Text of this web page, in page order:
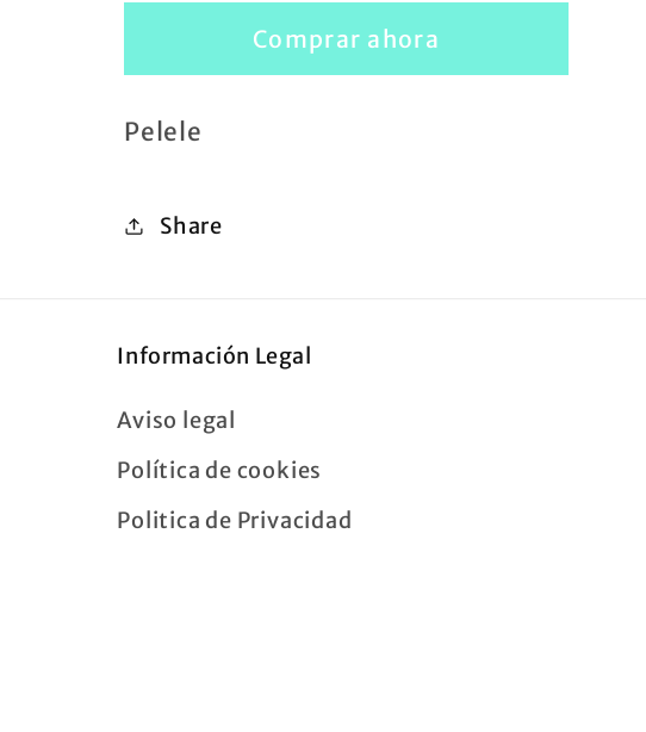
Comprar ahora
Pelele
Share
Información Legal
Aviso legal
Política de cookies
Politica de Privacidad